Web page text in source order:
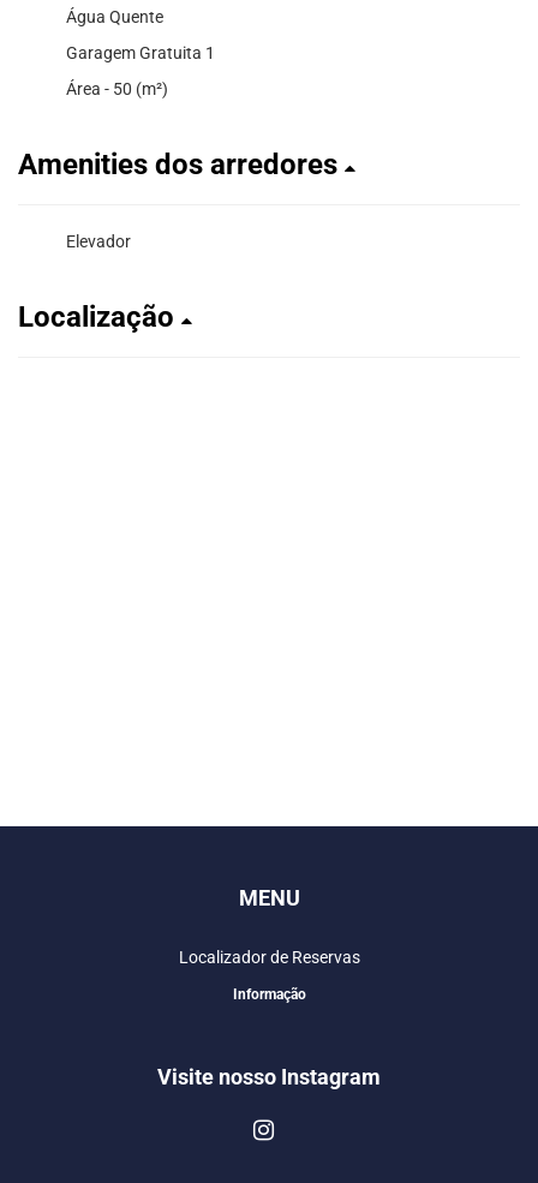
Água Quente
Garagem Gratuita 1
Área - 50 (m²)
Amenities dos arredores
Elevador
Localização
MENU
Localizador de Reservas
Informação
Visite nosso Instagram